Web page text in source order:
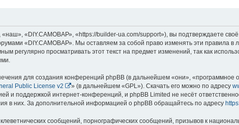
«DIY.САМОВАР», «https://builder-ua.com/support»), вы подтверждаете
«DIY.САМОВАР». Мы оставляем за собой право изменять эти правила в
регулярно просматривать этот текст на предмет изменений, так как
для создания конференций phpBB (в дальнейшем «они», «программное
Public License v2 » (в дальнейшем «GPL»). Скачать его можно по адресу
и поддержкой интернет-конференций, и phpBB Limited не несёт
в них. За дополнительной информацией о phpBB обращайтесь по адресу
сообщений, порнографических сообщений, призывов к